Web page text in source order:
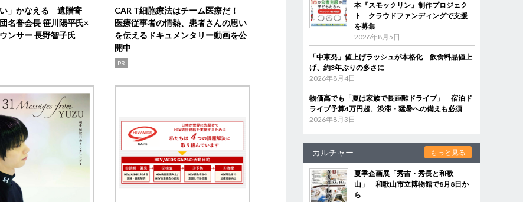
」かなえる 遺贈寄
名誉会長 笹川陽平氏×
ンサー 長野智子氏
CAR T細胞療法はチーム医療だ！
医療従事者の情熱、患者さんの思い
を伝えるドキュメンタリー動画を公
開中
PR
本『スモックリン』制作プロジェク
ト クラウドファンディングで支援
を募集
2026年8月5日
「中東発」値上げラッシュが本格化 飲食料品値上
げ、約3年ぶりの多さに
2026年8月4日
物価高でも「夏は家族で長距離ドライブ」 宿泊ド
ライブ予算4万円超、渋滞・猛暑への備えも必須
2026年8月3日
カルチャー もっと見る
夏季企画展「秀吉・秀長と和歌
山」 和歌山市立博物館で8月8日か
ら